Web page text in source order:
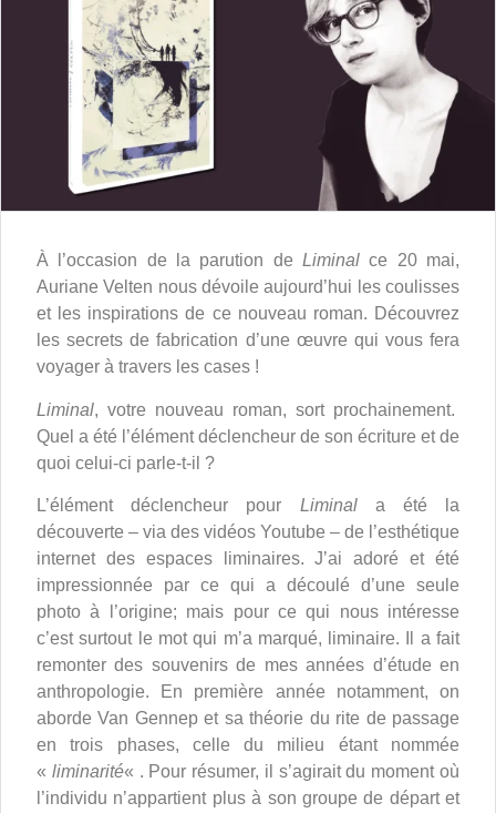
À l’occasion de la parution de Liminal ce 20 mai,
Auriane Velten nous dévoile aujourd’hui les coulisses
et les inspirations de ce nouveau roman. Découvrez
les secrets de fabrication d’une œuvre qui vous fera
voyager à travers les cases !
Liminal, votre nouveau roman, sort prochainement.
Quel a été l’élément déclencheur de son écriture et de
quoi celui-ci parle-t-il ?
L’élément déclencheur pour Liminala été la
découverte – via des vidéos Youtube – de l’esthétique
internet des espaces liminaires. J’ai adoré et été
impressionnée par ce qui a découlé d’une seule
photo à l’origine; mais pour ce qui nous intéresse
c’est surtout le mot qui m’a marqué, liminaire. Il a fait
remonter des souvenirs de mes années d’étude en
anthropologie. En première année notamment, on
aborde Van Gennep et sa théorie du rite de passage
en trois phases, celle du milieu étant nommée
« liminarité« . Pour résumer, il s’agirait du moment où
l’individu n’appartient plus à son groupe de départ et